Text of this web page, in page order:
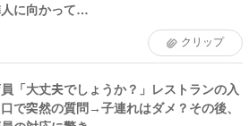
人に向かって…
クリップ
員「大丈夫でしょうか？」レストランの入
口で突然の質問→子連れはダメ？その後、